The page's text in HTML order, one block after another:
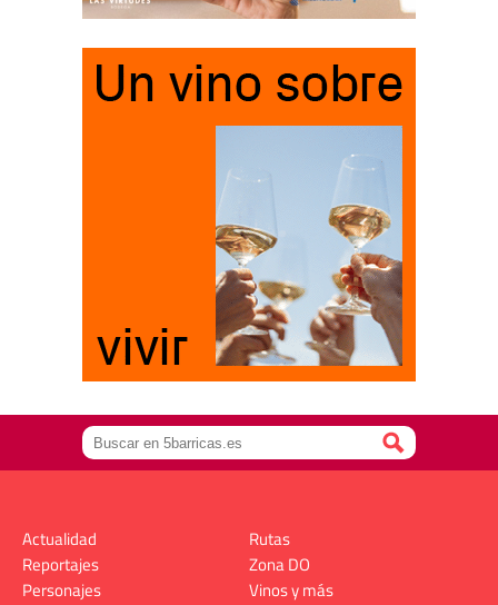
Actualidad
Reportajes
Personajes
Rutas
Zona DO
Vinos y más